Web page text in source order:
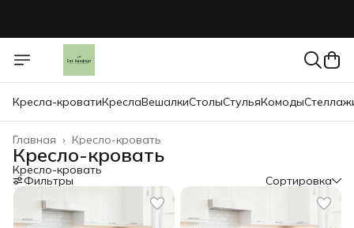
Кресла-кроватиКреслаВешалкиСтолыСтульяКомоды
Кресло-кровать
Главная ›
Кресло-кровать
Кресло-кровать
Фильтры Сортировка